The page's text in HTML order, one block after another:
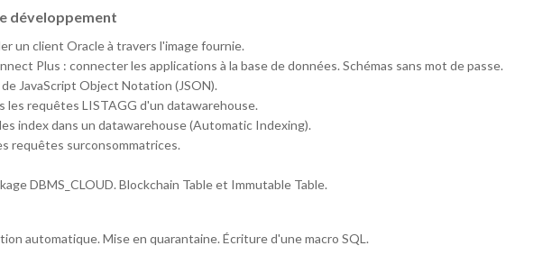
développement
un client Oracle à travers l'image fournie.
Plus : connecter les applications à la base de données. Schémas sans mot de passe.
JavaScript Object Notation (JSON).
les requêtes LISTAGG d'un datawarehouse.
index dans un datawarehouse (Automatic Indexing).
requêtes surconsommatrices.
DBMS_CLOUD. Blockchain Table et Immutable Table.
automatique. Mise en quarantaine. Écriture d'une macro SQL.